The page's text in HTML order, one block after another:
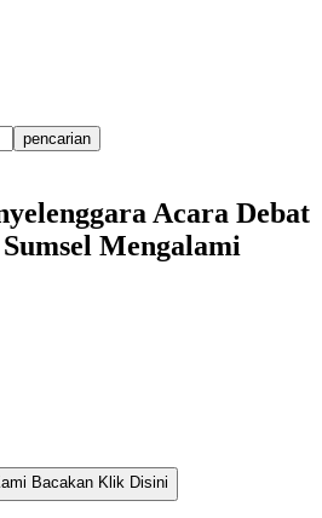
Acara Debat
Mengalami
Bacakan Klik Disini